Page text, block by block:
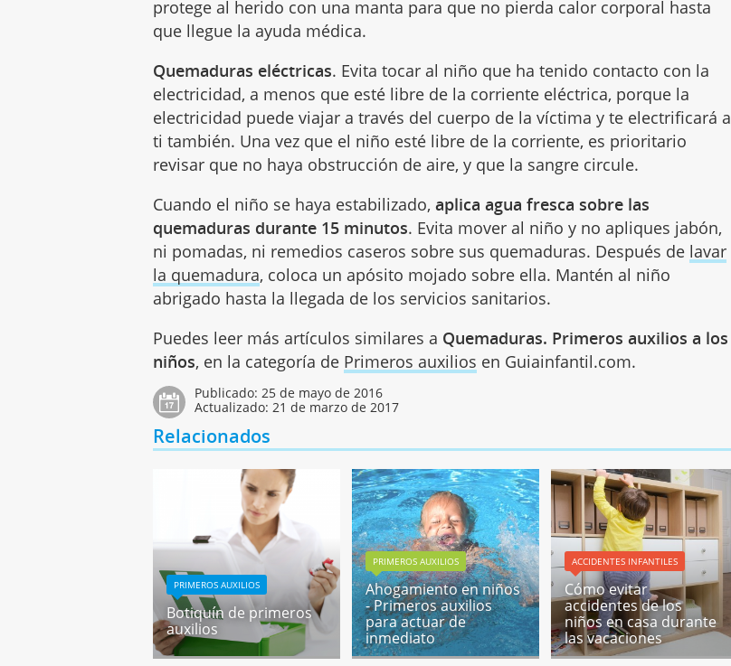
protege al herido con una manta para que no pierda calor corporal hasta
que llegue la ayuda médica.
Quemaduras eléctricas. Evita tocar al niño que ha tenido contacto con la
electricidad, a menos que esté libre de la corriente eléctrica, porque la
electricidad puede viajar a través del cuerpo de la víctima y te electrificará a
ti también. Una vez que el niño esté libre de la corriente, es prioritario
revisar que no haya obstrucción de aire, y que la sangre circule.
Cuando el niño se haya estabilizado,aplica agua fresca sobre las
quemaduras durante 15 minutos. Evita mover al niño y no apliques jabón,
ni pomadas, ni remedios caseros sobre sus quemaduras. Después de lavar
la quemadura, coloca un apósito mojado sobre ella. Mantén al niño
abrigado hasta la llegada de los servicios sanitarios.
Puedes leer más artículos similares a Quemaduras. Primeros auxilios a los
niños, en la categoría de Primeros auxilios en Guiainfantil.com.
Publicado:25 de mayo de 2016
Actualizado:21 de marzo de 2017
Relacionados
PRIMEROS AUXILIOS
Botiquín de primeros
auxilios
PRIMEROS AUXILIOS
Ahogamiento en niños
- Primeros auxilios
para actuar de
inmediato
ACCIDENTES INFANTILES
Cómo evitar
accidentes de los
niños en casa durante
las vacaciones